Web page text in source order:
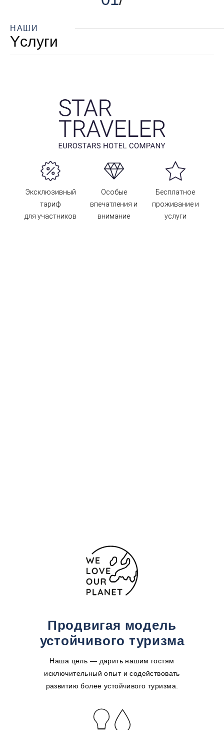
НАШИ
Yслуги
Эксклюзивный
тариф
для участников
Особые
впечатления и
внимание
Бесплатное
проживание и
услуги
Продвигая модель
устойчивого туризма
Наша цель — дарить нашим гостям
исключительный опыт и содействовать
развитию более устойчивого туризма.